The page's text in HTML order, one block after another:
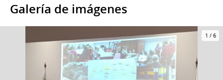
Galería de imágenes
1 / 6